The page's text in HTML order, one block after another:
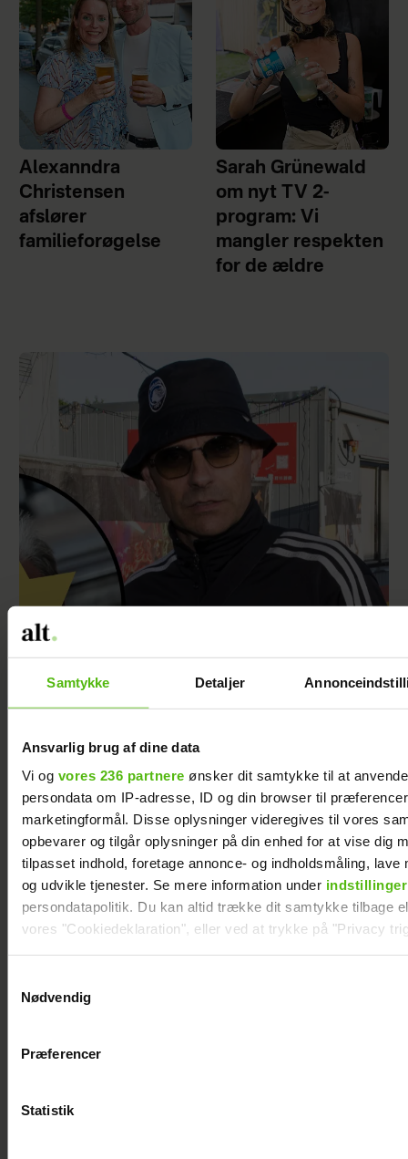
Samtykke Detaljer
Ansvarlig brug af dine data
Vi og vores 236 partnere ønsker dit samtykke til at
persondata om IP-adresse, ID og din browser til
marketingformål. Disse oplysninger videregives til vores
opbevarer og tilgår oplysninger på din enhed for at vise dig
tilpasset indhold, foretage annonce- og indholdsmåling, lave
og udvikle tjenester. Se mere information under indstillinger
persondatapolitik. Du kan altid trække dit samtykke tilbage
vores "Cookiedeklaration", eller ved at trykke på "Privacy
Vi anvender egne cookies og cookies fra tredjeparter til at
generere statistik og huske dine præferencer samt til brug
Nødvendig
Præferencer
Statistik
Alexanndra
Christensen
afslører
familieforøgelse
Sarah Grünewald
om nyt TV 2-
program: Vi
mangler respekten
for de ældre
Se videoen: Simon Kvamm overrasker
med særlig gæst på scenen
Andreas Odbjerg
beslutning: Slut